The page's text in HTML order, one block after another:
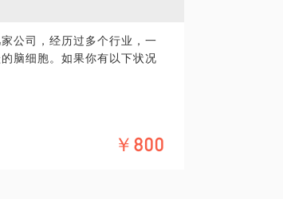
公司，经历过多个行业，一
脑细胞。如果你有以下状况
￥800